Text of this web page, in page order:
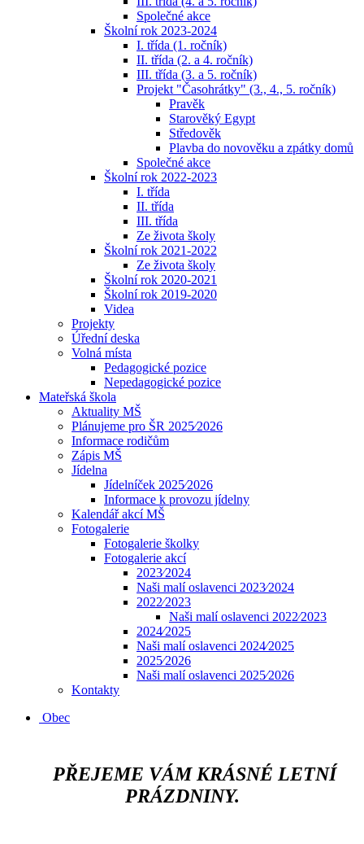
Společné akce
Školní rok 2023-2024
I. třída (1. ročník)
II. třída (2. a 4. ročník)
III. třída (3. a 5. ročník)
Projekt "Časohrátky" (3., 4., 5. ročník)
Pravěk
Starověký Egypt
Středověk
Plavba do novověku a zpátky domů
Společné akce
Školní rok 2022-2023
I. třída
II. třída
III. třída
Ze života školy
Školní rok 2021-2022
Ze života školy
Školní rok 2020-2021
Školní rok 2019-2020
Videa
Projekty
Úřední deska
Volná místa
Pedagogické pozice
Nepedagogické pozice
Mateřská škola
Aktuality MŠ
Plánujeme pro ŠR 2025⁄2026
Informace rodičům
Zápis MŠ
Jídelna
Jídelníček 2025⁄2026
Informace k provozu jídelny
Kalendář akcí MŠ
Fotogalerie
Fotogalerie školky
Fotogalerie akcí
2023⁄2024
Naši malí oslavenci 2023⁄2024
2022⁄2023
Naši malí oslavenci 2022⁄2023
2024⁄2025
Naši malí oslavenci 2024⁄2025
2025⁄2026
Naši malí oslavenci 2025⁄2026
Kontakty
Obec
PŘEJEME VÁM KRÁSNÉ LETNÍ
PRÁZDNINY.